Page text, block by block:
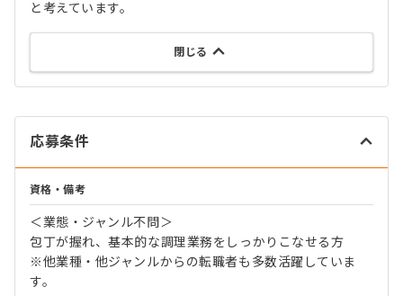
と考えています。
閉じる
応募条件
資格・備考
＜業態・ジャンル不問＞
包丁が握れ、基本的な調理業務をしっかりこなせる方
※他業種・他ジャンルからの転職者も多数活躍していま
す。